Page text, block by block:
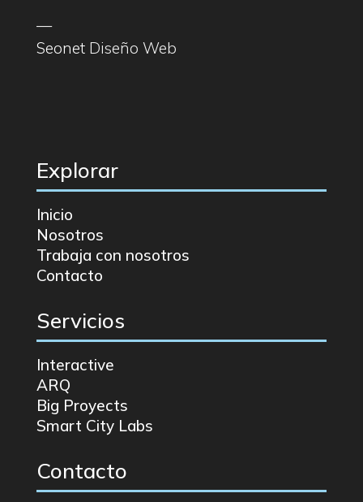
—
Seonet Diseño Web
Explorar
Inicio
Nosotros
Trabaja con nosotros
Contacto
Servicios
Interactive
ARQ
Big Proyects
Smart City Labs
Contacto